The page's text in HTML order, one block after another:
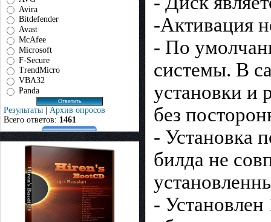
Avira
Bitdefender
Avast
McAfee
Microsoft
F-Secure
TrendMicro
VBA32
Panda
Результаты | Архив опросов
Всего ответов: 1461
-Активация
- По
системы. В
установки и
без
- Установка
билда не
-